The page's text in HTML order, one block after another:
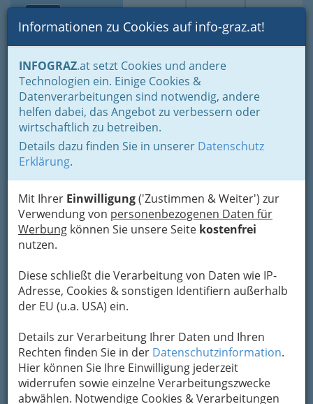
Suche Login Toggle
Informationen zu Cookies auf info-graz.at!
INFOGRAZ.at setzt Cookies und andere
Technologien ein. Einige Cookies &
Datenverarbeitungen sind notwendig, andere
helfen dabei, das Angebot zu verbessern oder
wirtschaftlich zu betreiben.
Details dazu finden Sie in unserer Datenschutz
Erklärung.
Mit Ihrer Einwilligung('Zustimmen & Weiter') zur
Verwendung von personenbezogenen Daten für
Werbung können Sie unsere Seite kostenfrei
nutzen.
Diese schließt die Verarbeitung von Daten wie IP-
Adresse, Cookies & sonstigen Identifiern außerhalb
der EU (u.a. USA) ein.
Details zur Verarbeitung Ihrer Daten und Ihren
Rechten finden Sie in der Datenschutzinformation.
Hier können Sie Ihre Einwilligung jederzeit
widerrufen sowie einzelne Verarbeitungszwecke
abwählen. Notwendige Cookies & Verarbeitungen
Home Über IPM
Werben auf den Portalen der IPM
Ist lokale Werbung im Internet effizient
Warum ist Werbung im
Internet, und dies noch
dazu lokal, so effizient?
lokalen Bereich effizient. Warum dies, wenn das
Internet doch so international ist?
1.
Seiten in ihrerMutterspracheund mit Bezug
zu ihrem Land und ihrerRegion. Der Rest und
damit der Großteil des World Wide Web ist
der Sprachbarriere oft auch nicht zugänglich.
2.
User und Userinnen, die im Internet nach dem
suchen, was Sie anbieten, haben einen